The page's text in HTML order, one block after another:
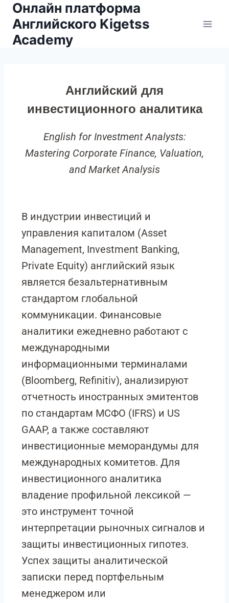
Онлайн платформа
Английского Kigetss
Academy
Английский для
инвестиционного аналитика
English for Investment Analysts:
Mastering Corporate Finance, Valuation,
and Market Analysis
В индустрии инвестиций и
управления капиталом (Asset
Management, Investment Banking,
Private Equity) английский язык
является безальтернативным
стандартом глобальной
коммуникации. Финансовые
аналитики ежедневно работают с
международными
информационными терминалами
(Bloomberg, Refinitiv), анализируют
отчетность иностранных эмитентов
по стандартам МСФО (IFRS) и US
GAAP, а также составляют
инвестиционные меморандумы для
международных комитетов. Для
инвестиционного аналитика
владение профильной лексикой —
это инструмент точной
интерпретации рыночных сигналов и
защиты инвестиционных гипотез.
Успех защиты аналитической
записки перед портфельным
менеджером или